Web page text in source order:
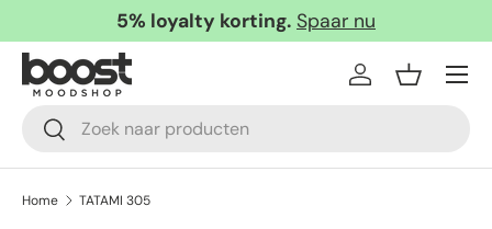
Ga naar inhoud
5% loyalty korting. Spaar nu
Zoeken
Zoeken
InloggenMandje
Menu
Home TATAMI 305